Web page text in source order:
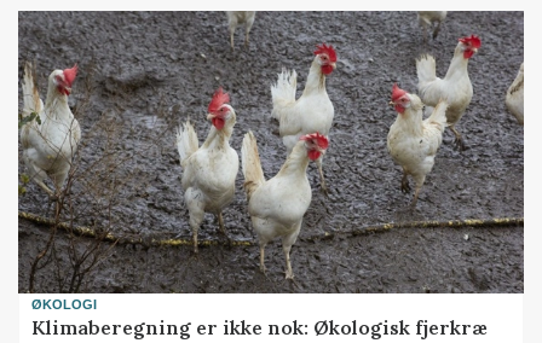
ØKOLOGI
Klimaberegning er ikke nok: Økologisk fjerkræ